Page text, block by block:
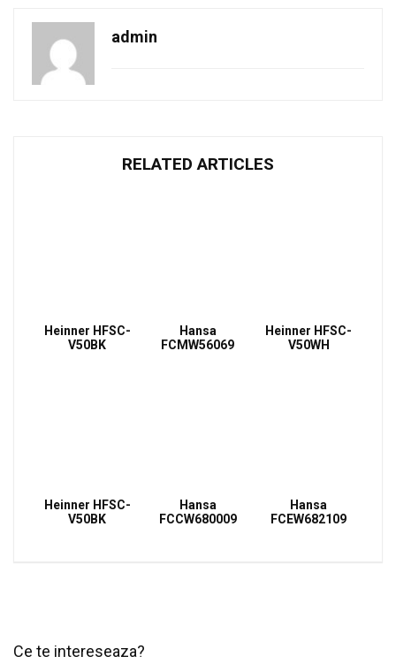
admin
RELATED ARTICLES
Heinner HFSC-
V50BK
Hansa
FCMW56069
Heinner HFSC-
V50WH
Heinner HFSC-
V50BK
Hansa
FCCW680009
Hansa
FCEW682109
Ce te intereseaza?